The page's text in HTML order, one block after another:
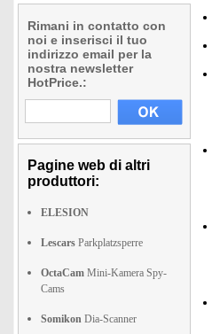
Rimani in contatto con
noi e inserisci il tuo
indirizzo email per la
nostra newsletter
HotPrice.:
Pagine web di altri
produttori:
ELESION
Lescars Parkplatzsperre
OctaCam Mini-Kamera Spy-
Cams
Somikon Dia-Scanner